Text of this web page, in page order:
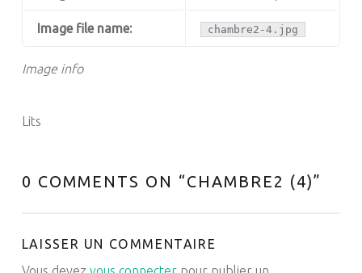
Image info
Image file name: chambre2-4.jpg
Lits
0 COMMENTS ON “CHAMBRE2 (4)”
LAISSER UN COMMENTAIRE